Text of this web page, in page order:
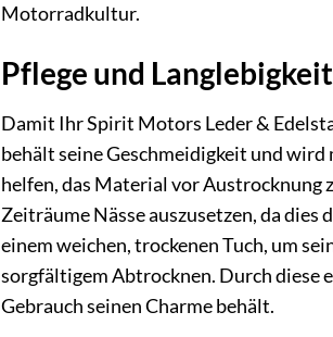
Motorradkultur.
Pflege und Langlebigkeit
Damit Ihr Spirit Motors Leder &
behält seine Geschmeidigkeit und
helfen, das Material vor Austrocknung
Zeiträume Nässe auszusetzen, da dies
einem weichen, trockenen Tuch, um
sorgfältigem Abtrocknen. Durch diese
Gebrauch seinen Charme behält.